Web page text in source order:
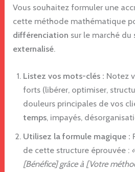
Vous souhaitez formuler une
cette méthode mathématique
différenciation sur le marché du
externalisé.
Listez vos mots-clés : Notez
forts (libérer, optimiser,
douleurs principales de vos
temps, impayés,
Utilisez la formule magique :
de cette structure éprouvée :
[Bénéfice] grâce à [Votre